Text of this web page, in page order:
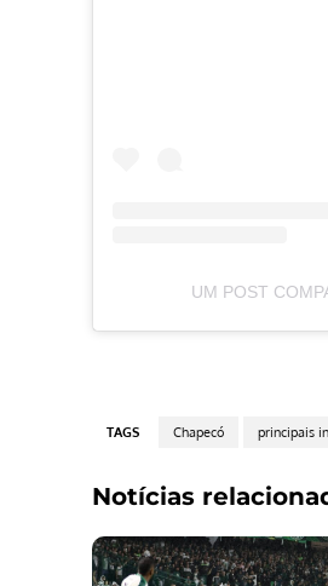
UM POST
TAGS Chapecó principais
Notícias